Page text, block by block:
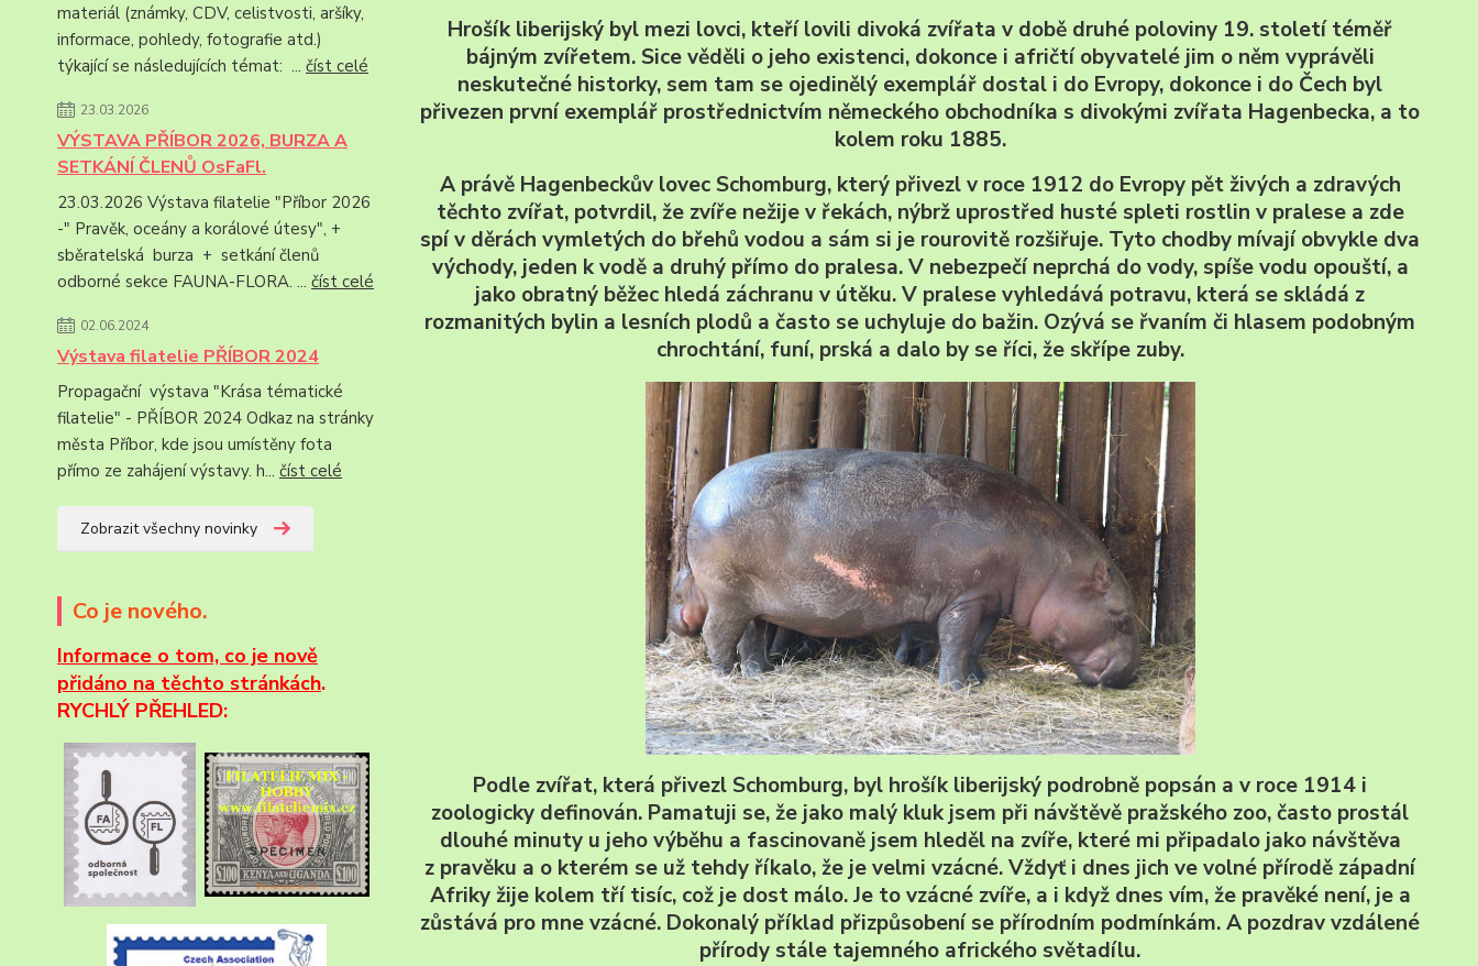
materiál (známky, CDV, celistvosti, aršíky,
informace, pohledy, fotografie atd.)
týkající se následujících témat: ... číst celé
23.03.2026
VÝSTAVA PŘÍBOR 2026, BURZA A
SETKÁNÍ ČLENŮ OsFaFl.
23.03.2026 Výstava filatelie "Příbor 2026
-" Pravěk, oceány a korálové útesy", +
sběratelská burza + setkání členů
odborné sekce FAUNA-FLORA. ... číst celé
02.06.2024
Výstava filatelie PŘÍBOR 2024
Propagační výstava "Krása tématické
filatelie" - PŘÍBOR 2024 Odkaz na stránky
města Příbor, kde jsou umístěny fota
přímo ze zahájení výstavy. h... číst celé
Zobrazit všechny novinky
Co je nového.
Informace o tom, co je nově
přidáno na těchto stránkách.
RYCHLÝ PŘEHLED:
Hrošík liberijský byl mezi lovci, kteří lovili divoká zvířata v době druhé poloviny 19. století téměř
bájným zvířetem. Sice věděli o jeho existenci, dokonce i afričtí obyvatelé jim o něm vyprávěli
neskutečné historky, sem tam se ojedinělý exemplář dostal i do Evropy, dokonce i do Čech byl
přivezen první exemplář prostřednictvím německého obchodníka s divokými zvířata Hagenbecka, a to
kolem roku 1885.
A právě Hagenbeckův lovec Schomburg, který přivezl v roce 1912 do Evropy pět živých a zdravých
těchto zvířat, potvrdil, že zvíře nežije v řekách, nýbrž uprostřed husté spleti rostlin v pralese a zde
spí v děrách vymletých do břehů vodou a sám si je rourovitě rozšiřuje. Tyto chodby mívají obvykle dva
východy, jeden k vodě a druhý přímo do pralesa. V nebezpečí neprchá do vody, spíše vodu opouští, a
jako obratný běžec hledá záchranu v útěku. V pralese vyhledává potravu, která se skládá z
rozmanitých bylin a lesních plodů a často se uchyluje do bažin. Ozývá se řvaním či hlasem podobným
chrochtání, funí, prská a dalo by se říci, že skřípe zuby.
Podle zvířat, která přivezl Schomburg, byl hrošík liberijský podrobně popsán a v roce 1914 i
zoologicky definován. Pamatuji se, že jako malý kluk jsem při návštěvě pražského zoo, často prostál
dlouhé minuty u jeho výběhu a fascinovaně jsem hleděl na zvíře, které mi připadalo jako návštěva
z pravěku a o kterém se už tehdy říkalo, že je velmi vzácné. Vždyť i dnes jich ve volné přírodě západní
Afriky žije kolem tří tisíc, což je dost málo. Je to vzácné zvíře, a i když dnes vím, že pravěké není, je a
zůstává pro mne vzácné. Dokonalý příklad přizpůsobení se přírodním podmínkám. A pozdrav vzdálené
přírody stále tajemného afrického světadílu.